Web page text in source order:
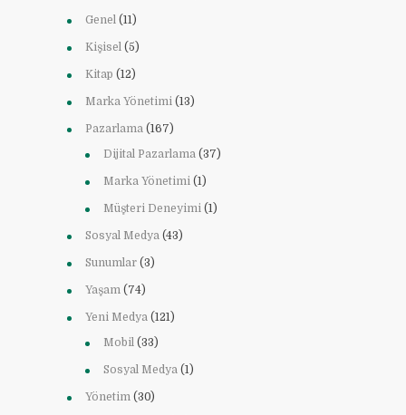
Genel (11)
Kişisel (5)
Kitap (12)
Marka Yönetimi (13)
Pazarlama (167)
Dijital Pazarlama (37)
Marka Yönetimi (1)
Müşteri Deneyimi (1)
Sosyal Medya (43)
Sunumlar (3)
Yaşam (74)
Yeni Medya (121)
Mobil (33)
Sosyal Medya (1)
Yönetim (30)